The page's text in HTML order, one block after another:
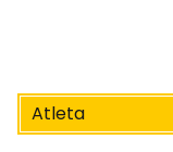
Atleta